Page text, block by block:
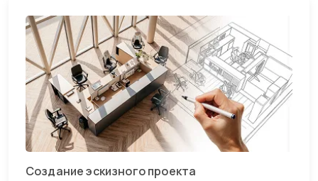
Создание эскизного проекта